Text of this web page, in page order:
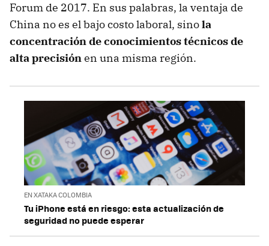
Forum de 2017. En sus palabras, la ventaja de
China no es el bajo costo laboral, sinola
concentración de conocimientos técnicos de
alta precisiónen una misma región.
EN XATAKA COLOMBIA
Tu iPhone está en riesgo: esta actualización de
seguridad no puede esperar